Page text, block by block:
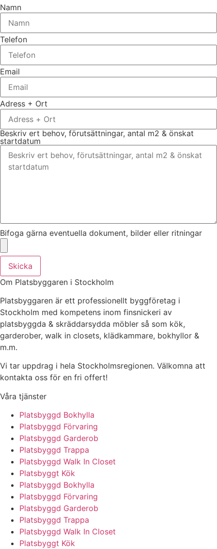
Namn
Telefon
Email
Adress + Ort
Beskriv ert behov, förutsättningar, antal m2 & önskat
startdatum
Bifoga gärna eventuella dokument, bilder eller ritningar
Skicka
Om Platsbyggaren i Stockholm
Platsbyggaren är ett professionellt byggföretag i
Stockholm med kompetens inom finsnickeri av
platsbyggda & skräddarsydda möbler så som kök,
garderober, walk in closets, klädkammare, bokhyllor &
m.m.
Vi tar uppdrag i hela Stockholmsregionen. Välkomna att
kontakta oss för en fri offert!
Våra tjänster
Platsbyggd Bokhylla
Platsbyggd Förvaring
Platsbyggd Garderob
Platsbyggd Trappa
Platsbyggd Walk In Closet
Platsbyggt Kök
Platsbyggd Bokhylla
Platsbyggd Förvaring
Platsbyggd Garderob
Platsbyggd Trappa
Platsbyggd Walk In Closet
Platsbyggt Kök